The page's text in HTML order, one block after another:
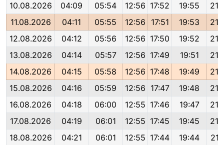
10.08.2026
04:09 05:54 12:56 17:52 19:55
11.08.2026
04:11 05:55 12:56 17:51 19:53
12.08.2026
04:12 05:56 12:56 17:50 19:52
13.08.2026
04:14 05:57 12:56 17:49 19:51
14.08.2026
04:15 05:58 12:56 17:48 19:49
15.08.2026
04:16 05:59 12:56 17:47 19:48
16.08.2026
04:18 06:00 12:55 17:46 19:47
17.08.2026
04:19 06:01 12:55 17:45 19:45
18.08.2026
04:21 06:01 12:55 17:44 19:44